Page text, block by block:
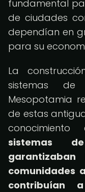
fundamental
de ciudades
dependían en
para su
La
sistemas de
Mesopotamia
de estas
sistemas
comunidades
contribuían